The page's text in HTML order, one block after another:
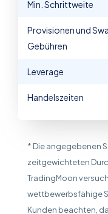
Min. Schrittweite
Provisionen und
Gebühren
Leverage
Handelszeiten
* Die angegebenen
zeitgewichteten
TradingMoon
wettbewerbsfähige
Kunden beachten,